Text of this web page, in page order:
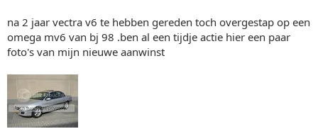
r
na 2 jaar vectra v6 te hebben gereden toch overgestap op een
omega mv6 van bj 98 .ben al een tijdje actie hier een paar
foto's van mijn nieuwe aanwinst